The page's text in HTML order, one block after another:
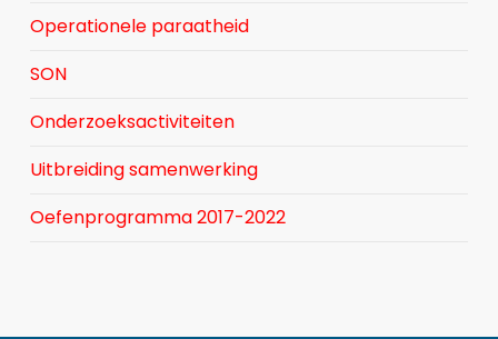
Operationele paraatheid
SON
Onderzoeksactiviteiten
Uitbreiding samenwerking
Oefenprogramma 2017-2022